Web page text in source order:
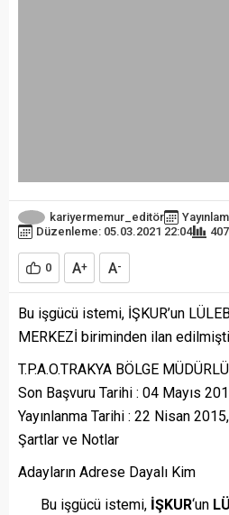
kariyermemur_editör
Düzenleme: 05.03.2021 22:04
407
0 A+ A-
Bu işgücü istemi, İŞKUR’un
MERKEZİ biriminden ilan
T.P.A.O.TRAKYA BÖLGE
Son Başvuru Tarihi : 04 Mayıs
Yayınlanma Tarihi : 22 Nisan
Şartlar ve Notlar
Adayların Adrese Dayalı Kim
Bu işgücü istemi, İŞKUR‘un